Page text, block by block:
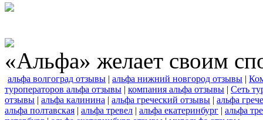
«Альфа» желает своим
альфа волгоград отзывы | альфа нижний новгород отзывы |
туроператоров альфа отзывы | компания альфа отзывы | Сеть
отзывы | альфа калинина | альфа греческий отзывы | альфа
альфа полтавская | альфа тревел | альфа екатеринбург | альфа